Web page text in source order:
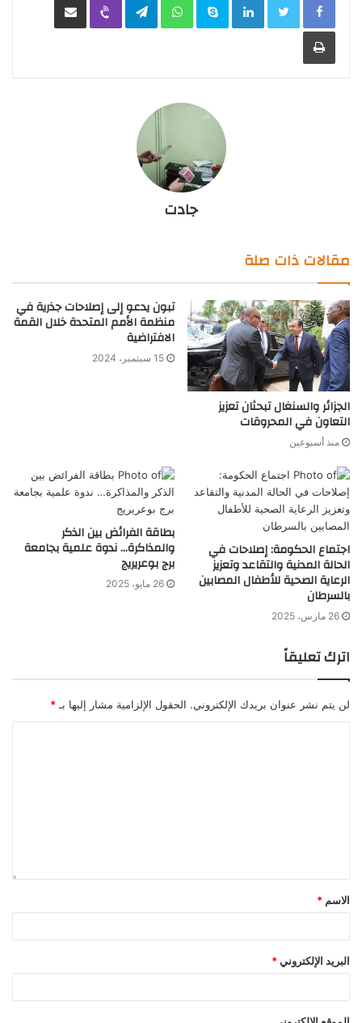
طباعة
جادت
مقالات ذات صلة
الجزائر والسنغال تبحثان تعزيز
التعاون في المحروقات
منذ أسبوعين
تبون يدعو إلى إصلاحات جذرية في
منظمة الأمم المتحدة خلال القمة
الافتراضية
15 سبتمبر، 2024
اجتماع الحكومة: إصلاحات في
الحالة المدنية والتقاعد وتعزيز
الرعاية الصحية للأطفال المصابين
بالسرطان
26 مارس، 2025
بطاقة الفرائض بين الذكر
والمذاكرة… ندوة علمية بجامعة
برج بوعريريج
26 مايو، 2025
اترك تعليقاً
لن يتم نشر عنوان بريدك الإلكتروني. الحقول الإلزامية مشار إليها بـ *
الاسم *
البريد الإلكتروني *